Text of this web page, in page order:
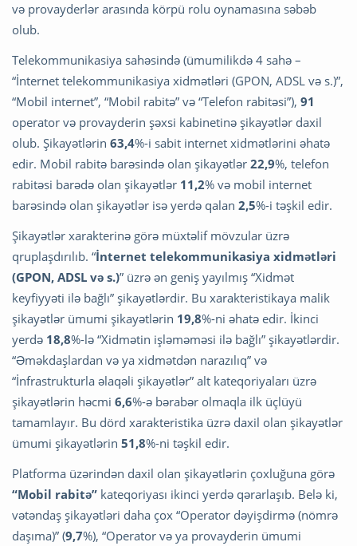
və provayderlər arasında körpü rolu oynamasına səbəb
olub.
Telekommunikasiya sahəsində (ümumilikdə 4 sahə –
“İnternet telekommunikasiya xidmətləri (GPON, ADSL və s.)”,
“Mobil internet”, “Mobil rabitə” və “Telefon rabitəsi”), 91
operator və provayderin şəxsi kabinetinə şikayətlər daxil
olub. Şikayətlərin 63,4%-i sabit internet xidmətlərini əhatə
edir. Mobil rabitə barəsində olan şikayətlər 22,9%, telefon
rabitəsi barədə olan şikayətlər 11,2% və mobil internet
barəsində olan şikayətlər isə yerdə qalan 2,5%-i təşkil edir.
Şikayətlər xarakterinə görə müxtəlif mövzular üzrə
qruplaşdırılıb. “İnternet telekommunikasiya xidmətləri
(GPON, ADSL və s.)” üzrə ən geniş yayılmış “Xidmət
keyfiyyəti ilə bağlı” şikayətlərdir. Bu xarakteristikaya malik
şikayətlər ümumi şikayətlərin 19,8%-ni əhatə edir. İkinci
yerdə 18,8%-lə “Xidmətin işləməməsi ilə bağlı” şikayətlərdir.
“Əməkdaşlardan və ya xidmətdən narazılıq” və
“İnfrastrukturla əlaqəli şikayətlər” alt kateqoriyaları üzrə
şikayətlərin həcmi 6,6%-ə bərabər olmaqla ilk üçlüyü
tamamlayır. Bu dörd xarakteristika üzrə daxil olan şikayətlər
ümumi şikayətlərin 51,8%-ni təşkil edir.
Platforma üzərindən daxil olan şikayətlərin çoxluğuna görə
“Mobil rabitə” kateqoriyası ikinci yerdə qərarlaşıb. Belə ki,
vətəndaş şikayətləri daha çox “Operator dəyişdirmə (nömrə
daşıma)” (9,7%), “Operator və ya provayderin ümumi